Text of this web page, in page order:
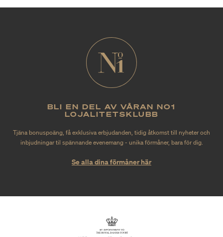
BLI EN DEL AV VÅRAN NO1
LOJALITETSKLUBB
Tjäna bonuspoäng, få exklusiva erbjudanden, tidig åtkomst till nyheter och
inbjudningar til spännande evenemang - unika förmåner, bara för dig.
Se alla dina förmåner här